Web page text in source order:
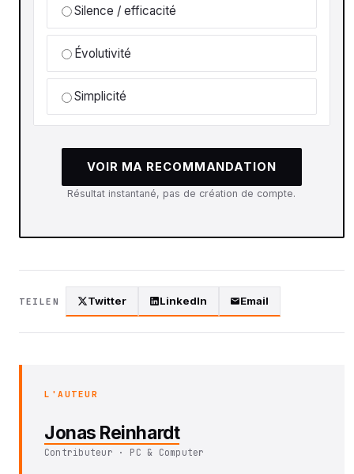
Silence / efficacité
Évolutivité
Simplicité
VOIR MA RECOMMANDATION
Résultat instantané, pas de création de compte.
TEILEN Twitter LinkedIn Email
L'AUTEUR
Jonas Reinhardt
Contributeur · PC & Computer